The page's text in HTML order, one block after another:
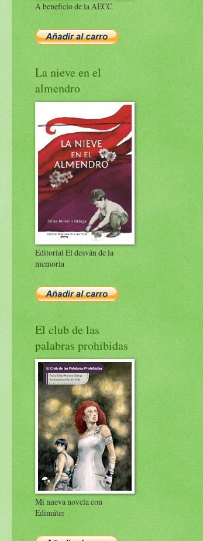
A beneficio de la AECC
La nieve en el
almendro
Editorial El desván de la
memoria
El club de las
palabras prohibidas
Mi nueva novela con
Edimáter